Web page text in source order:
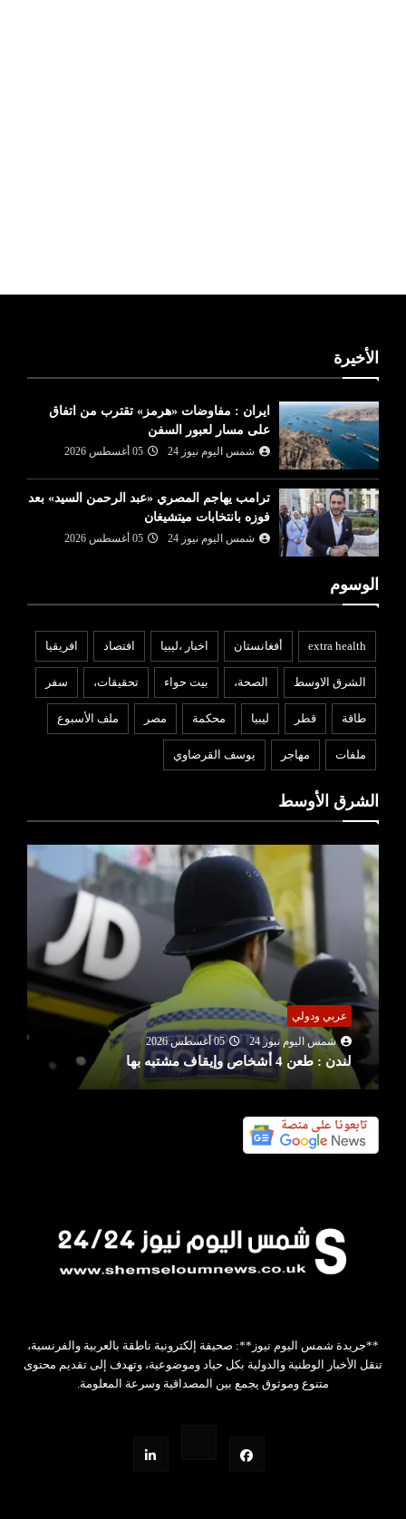
الأخيرة
ايران : مفاوضات «هرمز» تقترب من اتفاق
على مسار لعبور السفن
شمس اليوم نيوز 24 05 أغسطس 2026
ترامب يهاجم المصري «عبد الرحمن السيد» بعد
فوزه بانتخابات ميتشيغان
شمس اليوم نيوز 24 05 أغسطس 2026
الوسوم
extra health أفغانستان اخبار ،ليبيا افتصاد افريقيا
الشرق الاوسط الصحة، بيت حواء تحقيقات، سفر
طاقة قطر ليبيا محكمة مصر ملف الأسبوع
ملفات مهاجر يوسف القرضاوي
الشرق الأوسط
عربي ودولي
شمس اليوم نيوز 24
05 أغسطس 2026
لندن : طعن 4 أشخاص وإيقاف مشتبه بها
**جريدة شمس اليوم نيوز**: صحيفة إلكترونية ناطقة بالعربية والفرنسية،
تنقل الأخبار الوطنية والدولية بكل حياد وموضوعية، وتهدف إلى تقديم محتوى
متنوع وموثوق يجمع بين المصداقية وسرعة المعلومة.